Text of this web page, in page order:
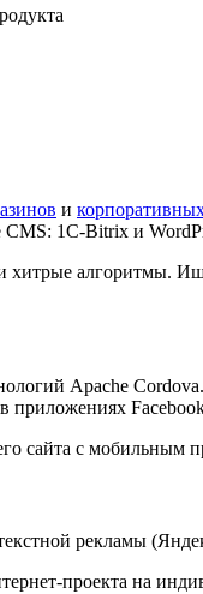
и
CMS: 1C-Bitrix и
алгоритмы.
Apache Cordova
приложениях
сайта с мобильным
рекламы (
проекта на